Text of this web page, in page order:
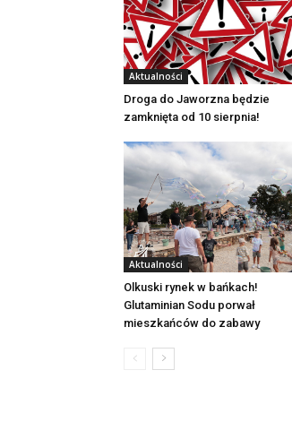
Aktualności
Droga do Jaworzna będzie
zamknięta od 10 sierpnia!
Aktualności
Olkuski rynek w bańkach!
Glutaminian Sodu porwał
mieszkańców do zabawy